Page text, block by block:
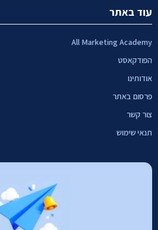
עוד באתר
All Marketing Academy
הפודקאסט
אודותינו
פרסום באתר
צור קשר
תנאי שימוש